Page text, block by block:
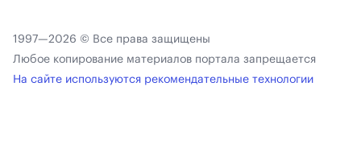
1997—2026 © Все права защищены
Любое копирование материалов портала запрещается
На сайте используются рекомендательные технологии